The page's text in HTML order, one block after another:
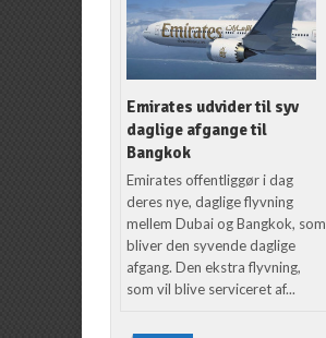
Emirates udvider til syv
daglige afgange til
Bangkok
Emirates offentliggør i dag
deres nye, daglige flyvning
mellem Dubai og Bangkok, som
bliver den syvende daglige
afgang. Den ekstra flyvning,
som vil blive serviceret af...